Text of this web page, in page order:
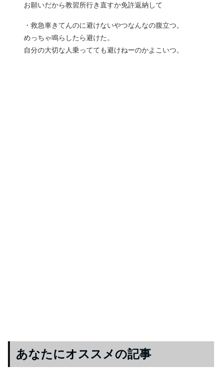
お願いだから教習所行き直すか免許返納して
・救急車きてんのに避けないやつなんなの腹立つ。
めっちゃ鳴らしたら避けた。
自分の大切な人乗ってても避けねーのかよこいつ。
あなたにオススメの記事